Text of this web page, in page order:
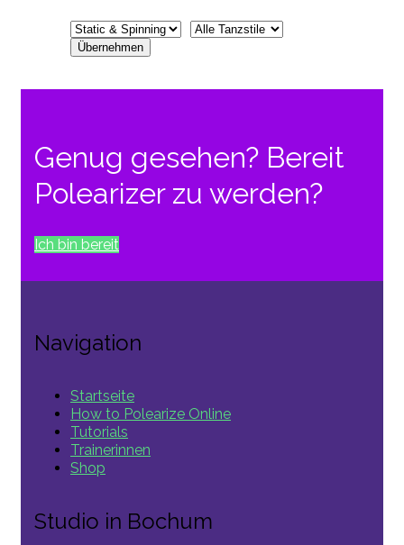
Genug gesehen? Bereit
Polearizer zu werden?
Ich bin bereit
Navigation
Startseite
How to Polearize Online
Tutorials
Trainerinnen
Shop
Studio in Bochum